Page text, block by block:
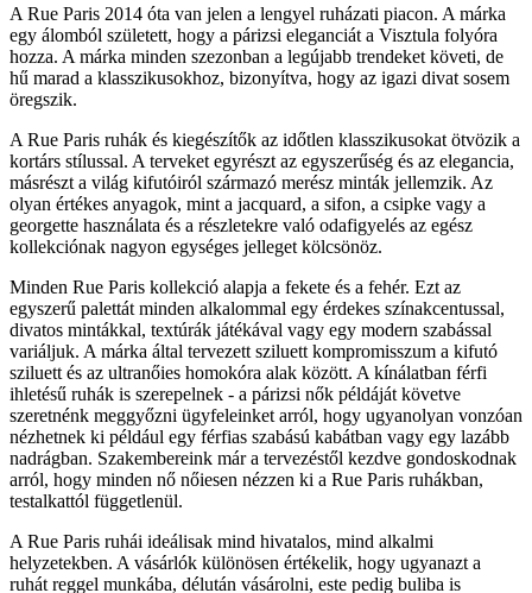
A Rue Paris 2014 óta van jelen a lengyel ruházati piacon. A márka
egy álomból született, hogy a párizsi eleganciát a Visztula folyóra
hozza. A márka minden szezonban a legújabb trendeket követi, de
hű marad a klasszikusokhoz, bizonyítva, hogy az igazi divat sosem
öregszik.
A Rue Paris ruhák és kiegészítők az időtlen klasszikusokat ötvözik a
kortárs stílussal. A terveket egyrészt az egyszerűség és az elegancia,
másrészt a világ kifutóiról származó merész minták jellemzik. Az
olyan értékes anyagok, mint a jacquard, a sifon, a csipke vagy a
georgette használata és a részletekre való odafigyelés az egész
kollekciónak nagyon egységes jelleget kölcsönöz.
Minden Rue Paris kollekció alapja a fekete és a fehér. Ezt az
egyszerű palettát minden alkalommal egy érdekes színakcentussal,
divatos mintákkal, textúrák játékával vagy egy modern szabással
variáljuk. A márka által tervezett sziluett kompromisszum a kifutó
sziluett és az ultranőies homokóra alak között. A kínálatban férfi
ihletésű ruhák is szerepelnek - a párizsi nők példáját követve
szeretnénk meggyőzni ügyfeleinket arról, hogy ugyanolyan vonzóan
nézhetnek ki például egy férfias szabású kabátban vagy egy lazább
nadrágban. Szakembereink már a tervezéstől kezdve gondoskodnak
arról, hogy minden nő nőiesen nézzen ki a Rue Paris ruhákban,
testalkattól függetlenül.
A Rue Paris ruhái ideálisak mind hivatalos, mind alkalmi
helyzetekben. A vásárlók különösen értékelik, hogy ugyanazt a
ruhát reggel munkába, délután vásárolni, este pedig buliba is